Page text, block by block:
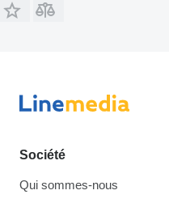
Société
Qui sommes-nous